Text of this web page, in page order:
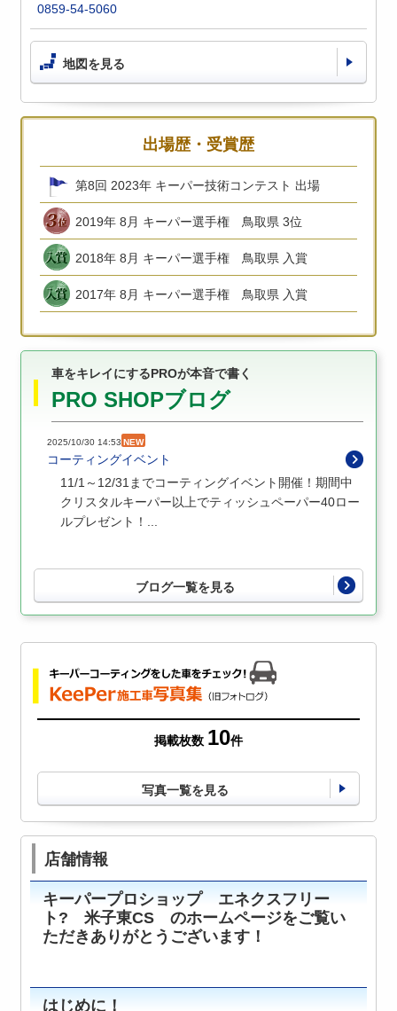
0859-54-5060
地図を見る
出場歴・受賞歴
第8回 2023年 キーパー技術コンテスト 出場
2019年 8月 キーパー選手権 鳥取県 3位
2018年 8月 キーパー選手権 鳥取県 入賞
2017年 8月 キーパー選手権 鳥取県 入賞
車をキレイにするPROが本音で書く
PRO SHOPブログ
2025/10/30 14:53 NEW
コーティングイベント
11/1～12/31までコーティングイベント開催！期間中
クリスタルキーパー以上でティッシュペーパー40ロー
ルプレゼント！...
ブログ一覧を見る
掲載枚数 10件
写真一覧を見る
店舗情報
キーパープロショップ エネクスフリー
ト? 米子東CS のホームページをご覧い
ただきありがとうございます！
はじめに！